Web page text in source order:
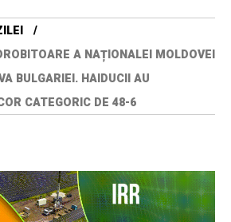
A NAȚIONALEI MOLDOVEI
BULGARIEI. HAIDUCII AU
CATEGORIC DE 48-6